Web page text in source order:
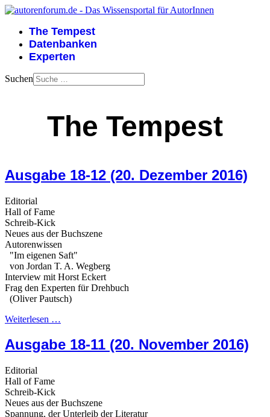
The Tempest
Datenbanken
Experten
Suchen
The Tempest
Ausgabe 18-12 (20. Dezember 2016)
Editorial
Hall of Fame
Schreib-Kick
Neues aus der Buchszene
Autorenwissen
"Im eigenen Saft"
von Jordan T. A. Wegberg
Interview mit Horst Eckert
Frag den Experten für Drehbuch
(Oliver Pautsch)
Weiterlesen …
Ausgabe 18-11 (20. November 2016)
Editorial
Hall of Fame
Schreib-Kick
Neues aus der Buchszene
Spannung, der Unterleib der Literatur